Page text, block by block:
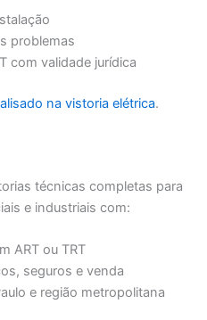
problemas
com validade jurídica
na vistoria elétrica.
técnicas completas para
e industriais com:
ART ou TRT
seguros e venda
e região metropolitana